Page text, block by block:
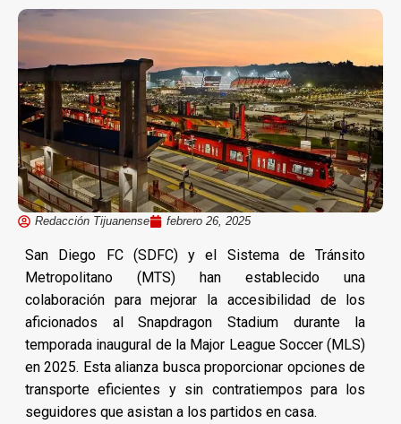
Redacción Tijuanense febrero 26, 2025
San Diego FC (SDFC) y el Sistema de Tránsito
Metropolitano (MTS) han establecido una
colaboración para mejorar la accesibilidad de los
aficionados al Snapdragon Stadium durante la
temporada inaugural de la Major League Soccer (MLS)
en 2025. Esta alianza busca proporcionar opciones de
transporte eficientes y sin contratiempos para los
seguidores que asistan a los partidos en casa.